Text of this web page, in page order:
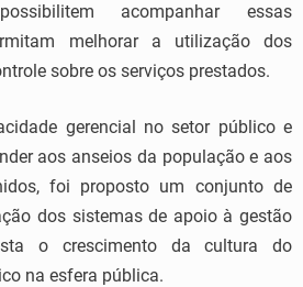
acompanhar essas
melhorar a utilização dos
sobre os serviços prestados.
gerencial no setor público e
aos anseios da população e aos
foi proposto um conjunto de
dos sistemas de apoio à gestão
o crescimento da cultura do
na esfera pública.